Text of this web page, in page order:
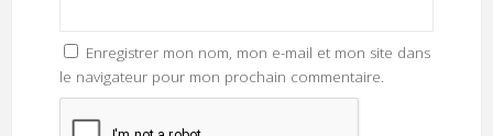
Enregistrer mon nom, mon e-mail et mon site dans
le navigateur pour mon prochain commentaire.